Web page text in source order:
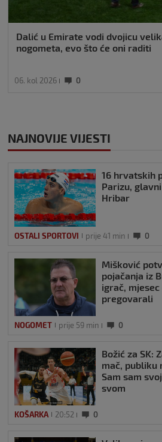
Dalić u Emirate vodi dvojicu
nogometa, evo što će oni raditi
06. kol 2026 0
NAJNOVIJE VIJESTI
16 hrvatskih
Parizu,
Hribar
OSTALI SPORTOVI prije 41 min 0
Mišković
pojačanja iz
igrač,
pregovarali
NOGOMET prije 59 min 0
Božić za SK:
mač, publiku
Sam sam
svom
KOŠARKA 20:52 0